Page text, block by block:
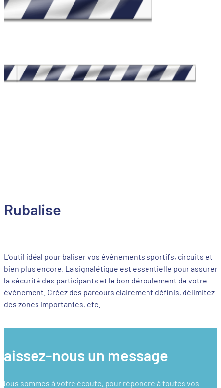
Rubalise
L’outil idéal pour baliser vos événements sportifs, circuits et
bien plus encore. La signalétique est essentielle pour assurer
la sécurité des participants et le bon déroulement de votre
événement. Créez des parcours clairement définis, délimitez
des zones importantes, etc.
laissez-nous un message
Nous sommes à votre écoute, pour répondre à toutes vos